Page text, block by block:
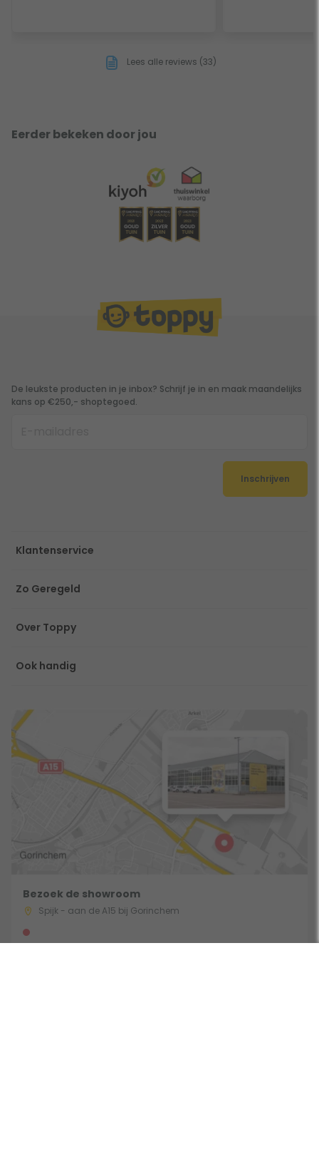
Lees alle reviews (33)
Eerder bekeken door jou
De leukste producten in je inbox? Schrijf je in en maak maandelijks
kans op €250,- shoptegoed.
Inschrijven
Klantenservice
Zo Geregeld
Over Toppy
Ook handig
Bezoek de showroom
Spijk - aan de A15 bij Gorinchem